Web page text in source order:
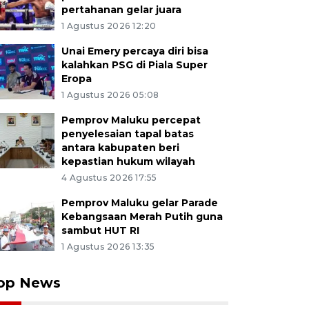
pertahanan gelar juara
1 Agustus 2026 12:20
Unai Emery percaya diri bisa
kalahkan PSG di Piala Super
Eropa
1 Agustus 2026 05:08
Pemprov Maluku percepat
penyelesaian tapal batas
antara kabupaten beri
kepastian hukum wilayah
4 Agustus 2026 17:55
Pemprov Maluku gelar Parade
Kebangsaan Merah Putih guna
sambut HUT RI
1 Agustus 2026 13:35
News